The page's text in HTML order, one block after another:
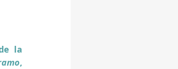
la
,